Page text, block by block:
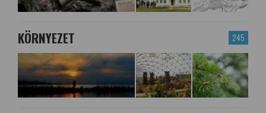
245
KÖRNYEZET